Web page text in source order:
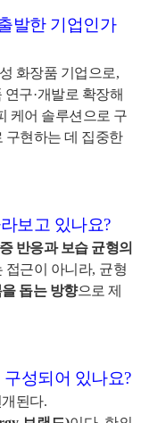
발한 기업인가
화장품 기업으로,
연구·개발로 확장해
케어 솔루션으로 구
구현하는 데 집중한
보고 있나요?
반응과 보습 균형의
접근이 아니라, 균형
돕는 방향으로 제
성되어 있나요?
된다.